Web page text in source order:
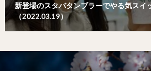
新登場のスタバタンブラーでやる気スイ
（2022.03.19）